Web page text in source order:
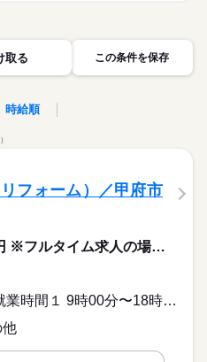
取る この条件を保存
時給順
フォーム）／甲府市
214,000円〜375,100円 ※フルタイム求人の場合は月額（換算額）、パート求人の場合は時間額を表示しています。
フレックスタイム制 就業時間１ 9時00分〜18時00分 又は 6時00分〜21時00分の時間の間の8時間程度 就業時間に関する特記事項 フレックスタイム制
他